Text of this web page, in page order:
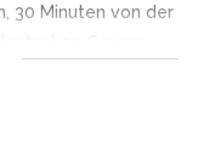
30 Minuten von der